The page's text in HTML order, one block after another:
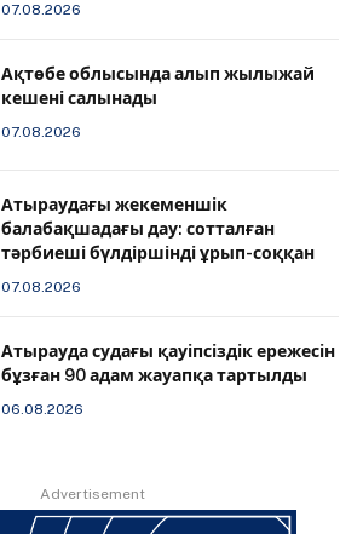
07.08.2026
Ақтөбе облысында алып жылыжай
кешені салынады
07.08.2026
Атыраудағы жекеменшік
балабақшадағы дау: сотталған
тәрбиеші бүлдіршінді ұрып-соққан
07.08.2026
Атырауда судағы қауіпсіздік ережесін
бұзған 90 адам жауапқа тартылды
06.08.2026
Advertisement